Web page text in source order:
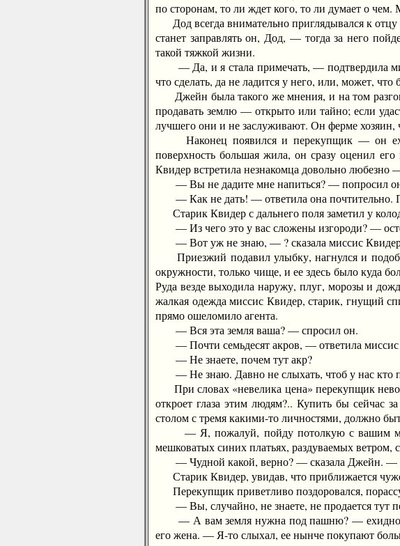
по сторонам, то ли ждет кого, то ли думает о
Дод всегда внимательно приглядывался к
станет заправлять он, Дод, — тогда за него
такой тяжкой жизни.
— Да, и я стала примечать, — подтвердила
что сделать, да не ладится у него, или, может,
Джейн была такого же мнения, и на том
продавать землю — открыто или тайно; если
лучшего они и не заслуживают. Он ферме хозяин,
Наконец появился и перекупщик — он ехал
поверхность большая жила, он сразу оценил
Квидер встретила незнакомца довольно любезно
— Вы не дадите мне напиться? — попросил он,
— Как не дать! — ответила она почтительно.
Старик Квидер с дальнего поля заметил у
— Из чего это у вас сложены изгороди? —
— Вот уж не знаю, — ? сказала миссис
Приезжий подавил улыбку, нагнулся и
окружности, только чище, и ее здесь было куда
Руда везде выходила наружу, плуг, морозы и
жалкая одежда миссис Квидер, старик, гнущий
прямо ошеломило агента.
— Вся эта земля ваша? — спросил он.
— Почти семьдесят акров, — ответила миссис
— Не знаете, почем тут акр?
— Не знаю. Давно не слыхать, чтоб у нас кто
При словах «невелика цена» перекупщик
откроет глаза этим людям?.. Купить бы сейчас
столом с тремя какими-то личностями, должно
— Я, пожалуй, пойду потолкую с вашим
мешковатых синих платьях, раздуваемых ветром,
— Чудной какой, верно? — сказала Джейн. —
Старик Квидер, увидав, что приближается
Перекупщик приветливо поздоровался,
— Вы, случайно, не знаете, не продается тут
— А вам земля нужна под пашню? — ехидно
его жена. — Я-то слыхал, ее нынче покупают